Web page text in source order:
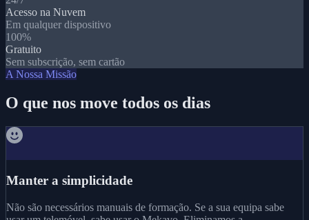
Acesso na Nuvem
Em qualquer dispositivo
100%
Gratuito
Sem subscrição, sem cartão
A Nossa Missão
O que nos move todos os dias
Manter a simplicidade
Não são necessários manuais de formação. Se a sua equipa sabe